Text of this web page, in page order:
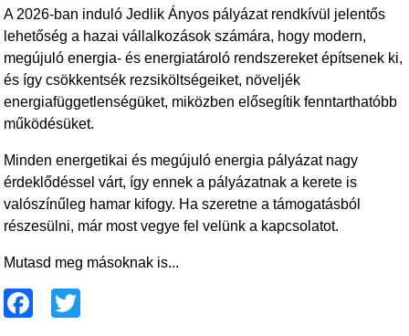
A 2026-ban induló Jedlik Ányos pályázat rendkívül jelentős
lehetőség a hazai vállalkozások számára, hogy modern,
megújuló energia- és energiatároló rendszereket építsenek ki,
és így csökkentsék rezsiköltségeiket, növeljék
energiafüggetlenségüket, miközben elősegítik fenntarthatóbb
működésüket.
Minden energetikai és megújuló energia pályázat nagy
érdeklődéssel várt, így ennek a pályázatnak a kerete is
valószínűleg hamar kifogy. Ha szeretne a támogatásból
részesülni, már most vegye fel velünk a kapcsolatot.
Mutasd meg másoknak is...
F